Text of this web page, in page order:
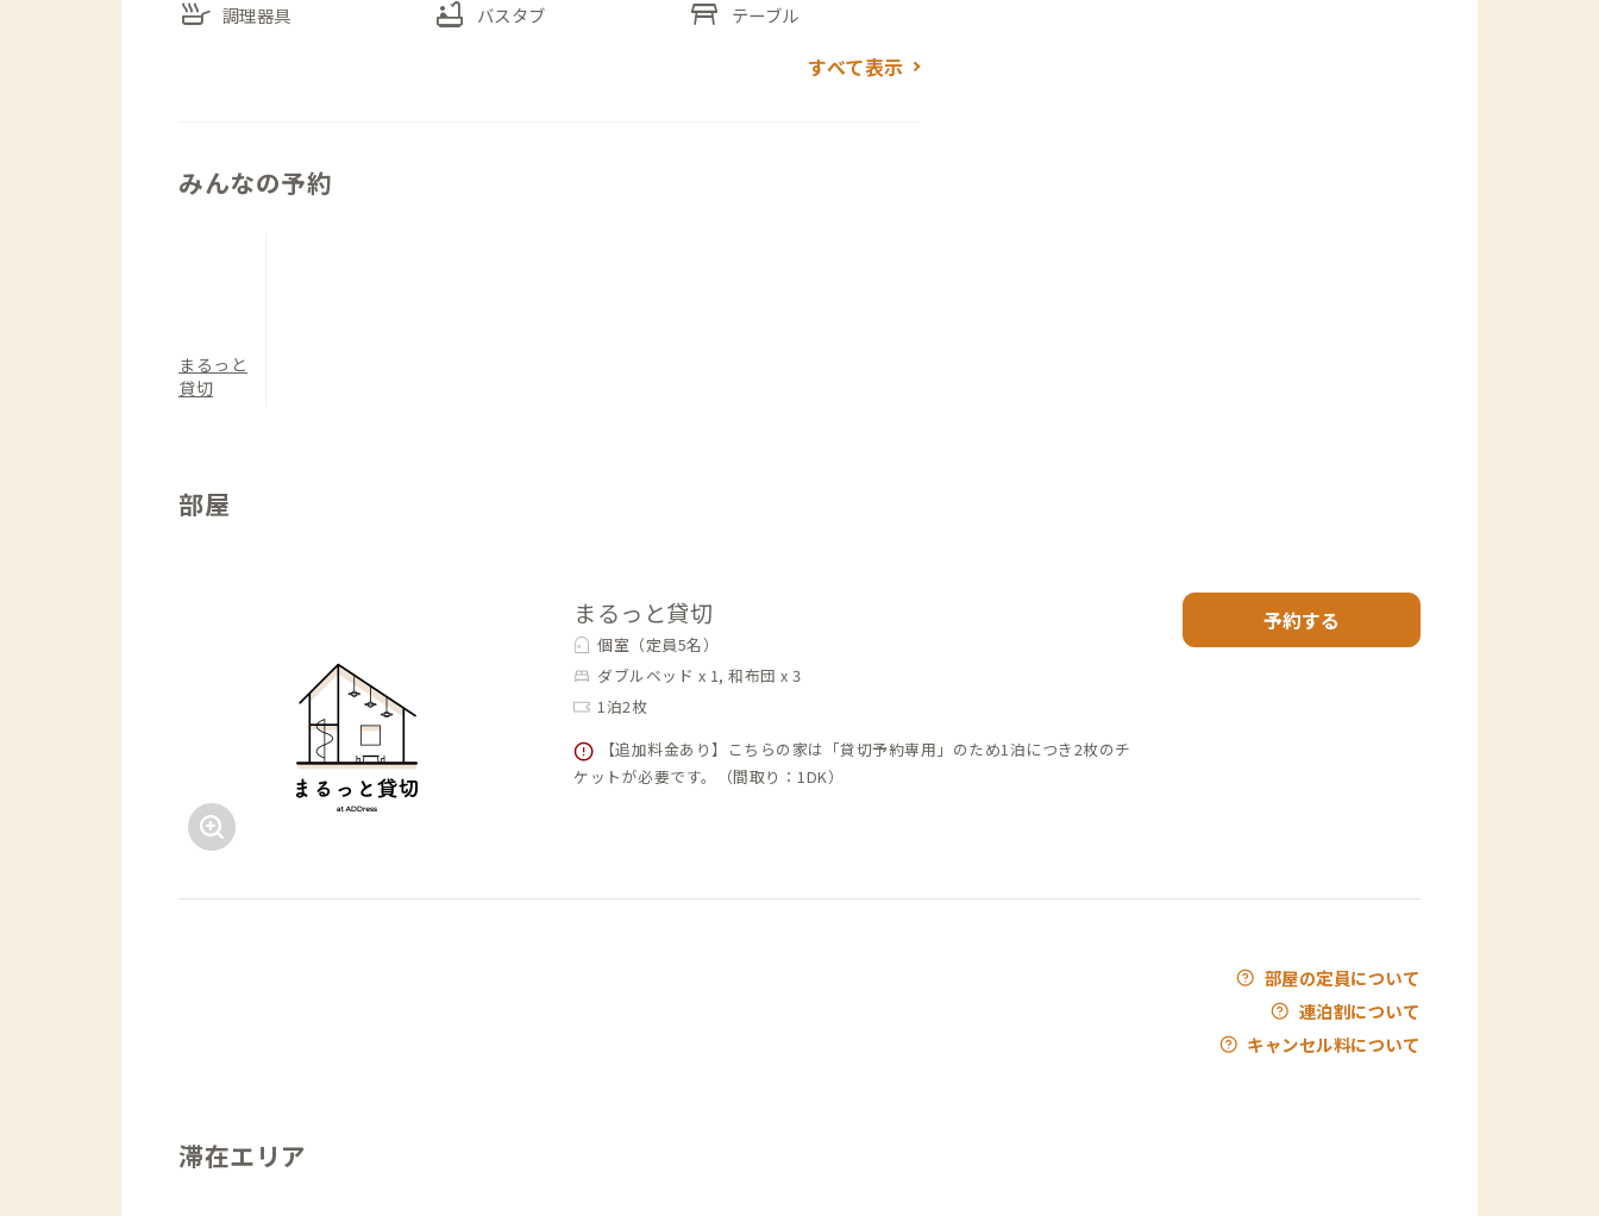
川区は東京23区で最大面積を誇る公園の多さも魅力。ふらっと外を歩いてみるだけ
洋室（定員5名）：ダブルベッド×1/和布団×3
skillet 調理器具 bathtub バスタブ table_restaurant テーブル
すべて表示
みんなの予約
まるっと
貸切
部屋
まるっと貸切
個室（定員5名）
ダブルベッド x 1, 和布団 x 3
1泊2枚
【追加料金あり】こちらの家は「貸切予約専用」のため1泊につき2枚のチ
ケットが必要です。（間取り：1DK）
予約する
部屋の定員について
連泊割について
キャンセル料について
滞在エリア